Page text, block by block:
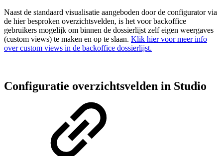
Naast de standaard visualisatie aangeboden door de configurator via
de hier besproken overzichtsvelden, is het voor backoffice
gebruikers mogelijk om binnen de dossierlijst zelf eigen weergaves
(custom views) te maken en op te slaan. Klik hier voor meer info
over custom views in de backoffice dossierlijst.
Configuratie overzichtsvelden in Studio